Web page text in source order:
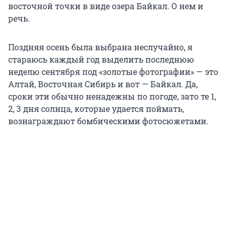
восточной точки в виде озера Байкал. О нем и
речь.
Поздняя осень была выбрана неслучайно, я
стараюсь каждый год выделить последнюю
неделю сентября под «золотые фотографии» — это
Алтай, Восточная Сибирь и вот — Байкал. Да,
сроки эти обычно ненадежны по погоде, зато те 1,
2, 3 дня солнца, которые удается поймать,
вознаграждают бомбическими фотосюжетами.